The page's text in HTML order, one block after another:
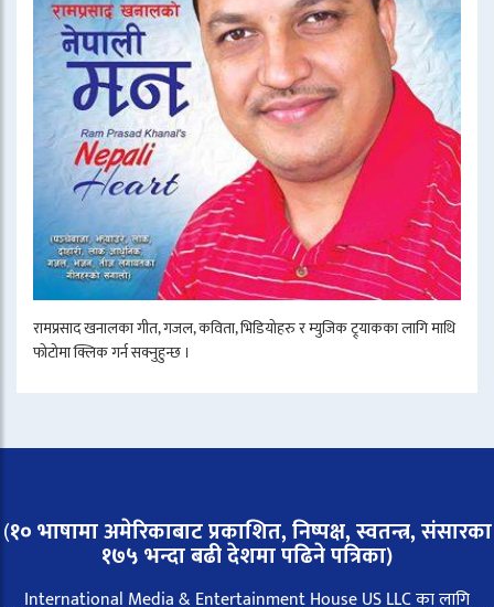
रामप्रसाद खनालका गीत, गजल, कविता, भिडियोहरु र म्युजिक ट्र्याकका लागि माथि
फोटोमा क्लिक गर्न सक्नुहुन्छ ।
(१० भाषामा अमेरिकाबाट प्रकाशित, निष्पक्ष, स्वतन्त्र,संसारका
१७५ भन्दा बढी देशमा पढिने पत्रिका)
International Media & Entertainment House US LLC का लागि